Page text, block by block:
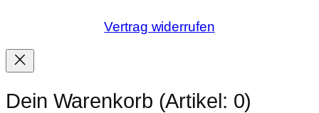
Vertrag widerrufen
Dein Warenkorb (Artikel: 0)